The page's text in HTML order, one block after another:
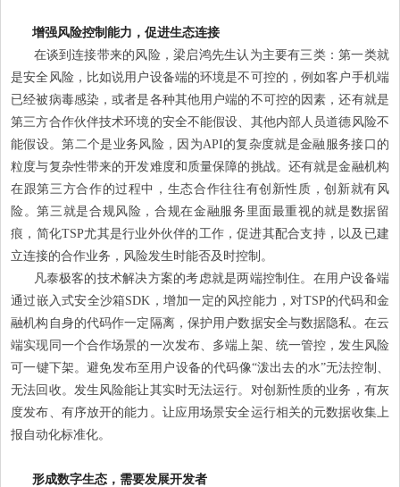
增强风险控制能力，促进生态连接
在谈到连接带来的风险，梁启鸿先生认为主要有三类：第一类就
是安全风险，比如说用户设备端的环境是不可控的，例如客户手机端
已经被病毒感染，或者是各种其他用户端的不可控的因素，还有就是
第三方合作伙伴技术环境的安全不能假设、其他内部人员道德风险不
能假设。第二个是业务风险，因为API的复杂度就是金融服务接口的
粒度与复杂性带来的开发难度和质量保障的挑战。还有就是金融机构
在跟第三方合作的过程中，生态合作往往有创新性质，创新就有风
险。第三就是合规风险，合规在金融服务里面最重视的就是数据留
痕，简化TSP尤其是行业外伙伴的工作，促进其配合支持，以及已建
立连接的合作业务，风险发生时能否及时控制。
凡泰极客的技术解决方案的考虑就是两端控制住。在用户设备端
通过嵌入式安全沙箱SDK，增加一定的风控能力，对TSP的代码和金
融机构自身的代码作一定隔离，保护用户数据安全与数据隐私。在云
端实现同一个合作场景的一次发布、多端上架、统一管控，发生风险
可一键下架。避免发布至用户设备的代码像“泼出去的水”无法控制、
无法回收。发生风险能让其实时无法运行。对创新性质的业务，有灰
度发布、有序放开的能力。让应用场景安全运行相关的元数据收集上
报自动化标准化。
形成数字生态，需要发展开发者